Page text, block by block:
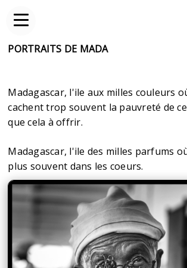
PORTRAITS DE MADA
Madagascar, l'ile aux milles couleurs
cachent trop souvent la pauvreté de
que cela à offrir.
Madagascar, l'ile des milles parfums
plus souvent dans les coeurs.